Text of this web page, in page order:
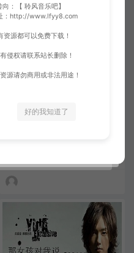
：【 聆风音乐吧】
：http://www.lfyy8.com
源都可以免费下载！
侵权请联系站长删除！
源请勿商用或非法用途！
好的我知道了